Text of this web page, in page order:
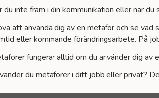
du inte fram i din kommunikation eller när du
att använda dig av en metafor och se
eller kommande förändringsarbete. På
fungerar alltid om du använder dig av
du metaforer i ditt jobb eller privat?